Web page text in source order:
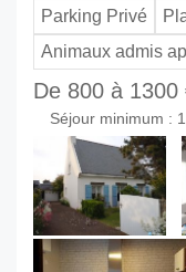
Parking Privé
Animaux admis
De 800 à
Séjour minimum :